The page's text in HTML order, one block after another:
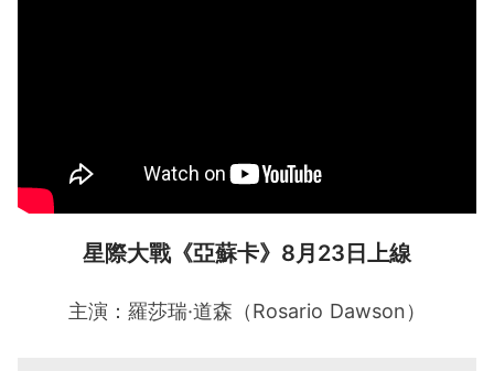
星際大戰《亞蘇卡》8月23日上線
主演：羅莎瑞·道森（Rosario Dawson）